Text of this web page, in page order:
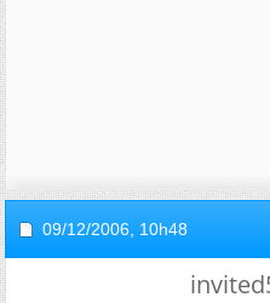
09/12/2006, 10h48